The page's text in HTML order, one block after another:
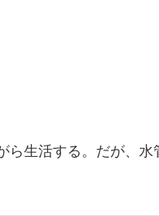
生活する。だが、水